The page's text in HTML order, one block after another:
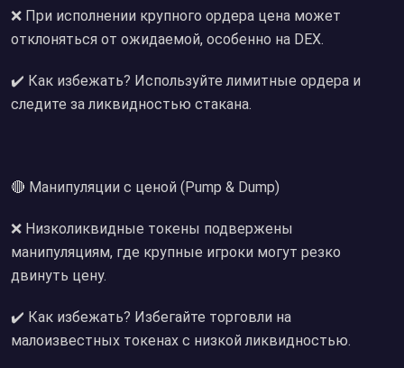
❌ При исполнении крупного ордера цена может
отклоняться от ожидаемой, особенно на DEX.
✔️ Как избежать? Используйте лимитные ордера и
следите за ликвидностью стакана.
🔴 Манипуляции с ценой (Pump & Dump)
❌ Низколиквидные токены подвержены
манипуляциям, где крупные игроки могут резко
двинуть цену.
✔️ Как избежать? Избегайте торговли на
малоизвестных токенах с низкой ликвидностью.